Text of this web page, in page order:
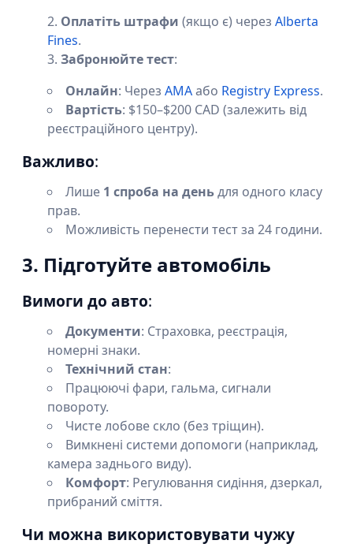
Оплатіть штрафи (якщо є) через Alberta
Fines.
Забронюйте тест:
Онлайн: Через AMAабо Registry Express.
Вартість: $150–$200 CAD (залежить від
реєстраційного центру).
Важливо:
Лише 1 спроба на деньдля одного класу
прав.
Можливість перенести тест за 24 години.
3. Підготуйте автомобіль
Вимоги до авто:
Документи: Страховка, реєстрація,
номерні знаки.
Технічний стан:
Працюючі фари, гальма, сигнали
повороту.
Чисте лобове скло (без тріщин).
Вимкнені системи допомоги (наприклад,
камера заднього виду).
Комфорт: Регулювання сидіння, дзеркал,
прибраний сміття.
Чи можна використовувати чужу